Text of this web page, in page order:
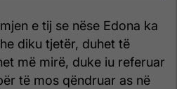
e tij se nëse Edona ka
diku tjetër, duhet të
më mirë, duke iu referuar
të mos qëndruar as në